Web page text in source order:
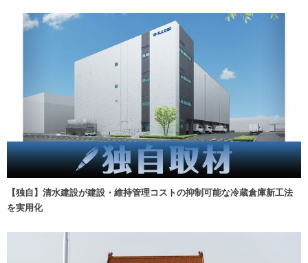
【独自】清水建設が建設・維持管理コストの抑制可能な冷蔵倉庫新工法
を実用化